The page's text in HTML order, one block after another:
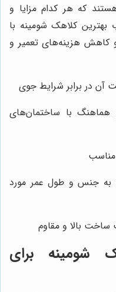
که هر کدام مزایا و
کلاهک شومینه با
هزینه‌های تعمیر و
آن در برابر شرایط جوی
با ساختمان‌های
مناسب
به جنس و طول عمر مورد
بالا و مقاوم
شومینه برای